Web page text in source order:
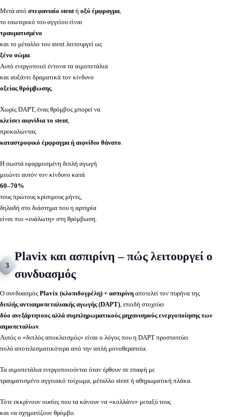
Μετά από στεφανιαίο stentή οξύ έμφραγμα,
το εσωτερικό του αγγείου είναι
τραυματισμένο
και το μέταλλο του stent λειτουργεί ως
ξένο σώμα.
Αυτό ενεργοποιεί έντονα τα αιμοπετάλια
και αυξάνει δραματικά τον κίνδυνο
οξείας θρόμβωσης.
Χωρίς DAPT, ένας θρόμβος μπορεί να
κλείσει αιφνίδια το stent,
προκαλώντας
καταστροφικό έμφραγμα ή αιφνίδιο θάνατο.
Η σωστά εφαρμοσμένη διπλή αγωγή
μειώνει αυτόν τον κίνδυνο κατά
60–70%
τους πρώτους κρίσιμους μήνες,
δηλαδή στο διάστημα που η αρτηρία
είναι πιο «ευάλωτη» στη θρόμβωση.
3
Plavix και ασπιρίνη – πώς λειτουργεί ο
συνδυασμός
Ο συνδυασμός Plavix (κλοπιδογρέλη) + ασπιρίνη αποτελεί τον πυρήνα της
διπλής αντιαιμοπεταλιακής αγωγής (DAPT), επειδή στοχεύει
δύο ανεξάρτητους αλλά συμπληρωματικούς μηχανισμούς ενεργοποίησης των
αιμοπεταλίων.
Αυτός ο «διπλός αποκλεισμός» είναι ο λόγος που η DAPT προστατεύει
πολύ αποτελεσματικότερα από την απλή μονοθεραπεία.
Τα αιμοπετάλια ενεργοποιούνται όταν έρθουν σε επαφή με
τραυματισμένο αγγειακό τοίχωμα, μέταλλο stent ή αθηρωματική πλάκα.
Τότε εκκρίνουν ουσίες που τα κάνουν να «κολλάνε» μεταξύ τους
και να σχηματίζουν θρόμβο.